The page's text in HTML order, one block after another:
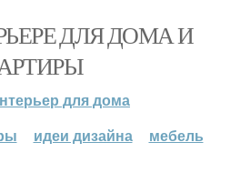
ДЛЯ ДОМА И
для дома
идеи дизайна мебель